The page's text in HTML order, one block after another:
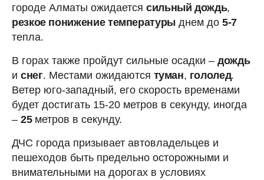
городе Алматы ожидается сильный дождь,
резкое понижение температурыднем до 5-7
тепла.
В горах также пройдут сильные осадки – дождь
и снег. Местами ожидаются туман, гололед.
Ветер юго-западный, его скорость временами
будет достигать 15-20 метров в секунду, иногда
– 25 метров в секунду.
ДЧС города призывает автовладельцев и
пешеходов быть предельно осторожными и
внимательными на дорогах в условиях